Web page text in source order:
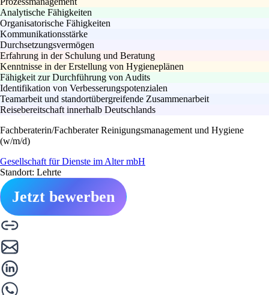
Analytische Fähigkeiten
Organisatorische Fähigkeiten
Kommunikationsstärke
Durchsetzungsvermögen
Erfahrung in der Schulung und Beratung
Kenntnisse in der Erstellung von Hygieneplänen
Fähigkeit zur Durchführung von Audits
Identifikation von Verbesserungspotenzialen
Teamarbeit und standortübergreifende Zusammenarbeit
Reisebereitschaft innerhalb Deutschlands
Fachberaterin/Fachberater Reinigungsmanagement und Hygiene
(w/m/d)
Gesellschaft für Dienste im Alter mbH
Standort: Lehrte
Jetzt bewerben